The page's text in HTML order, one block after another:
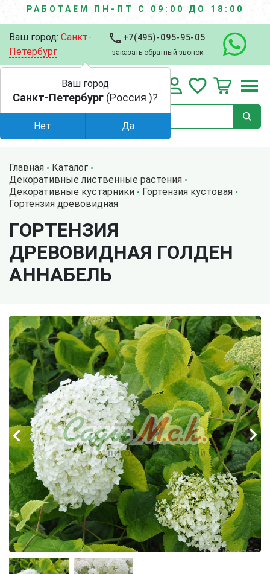
РАБОТАЕМ ПН-ПТ С 09:00 ДО 18:00
Ваш город: Санкт-
Петербург
+7(495)-095-95-05
заказать обратный звонок
Главная
Каталог
Декоративные лиственные растения
Декоративные кустарники
Гортензия кустовая
Гортензия древовидная
ГОРТЕНЗИЯ
ДРЕВОВИДНАЯ ГОЛДЕН
АННАБЕЛЬ
Ваш город
Санкт-Петербург (Россия )?
Нет Да